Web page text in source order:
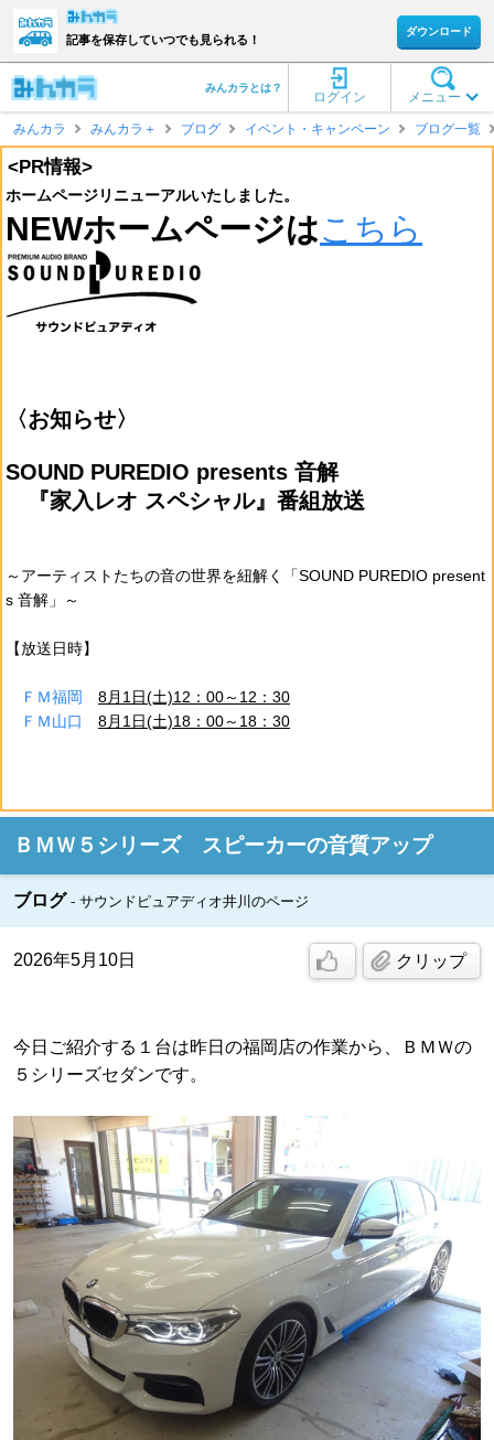
記事を保存していつでも見られる！
ダウンロード
メニュー
ログイン
みんカラとは？
みんカラ みんカラ＋ ブログ イベント・キャンペーン ブログ一覧
<PR情報>
ホームページリニューアルいたしました。
NEWホームページはこちら
〈お知らせ〉
SOUND PUREDIO presents 音解
『家入レオ スペシャル』番組放送
～アーティストたちの音の世界を紐解く「SOUND PUREDIO present
s 音解」～
【放送日時】
ＦＭ福岡
8月1日(土)12：00～12：30
ＦＭ山口
8月1日(土)18：00～18：30
ＢＭＷ５シリーズ スピーカーの音質アップ
ブログ サウンドピュアディオ井川のページ
2026年5月10日 クリップ
今日ご紹介する１台は昨日の福岡店の作業から、ＢＭＷの
５シリーズセダンです。